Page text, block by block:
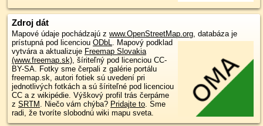
Zdroj dát
Mapové údaje pochádzajú z www.OpenStreetMap.org, databáza je
prístupná pod licenciou ODbL. Mapový podklad
vytvára a aktualizuje Freemap Slovakia
(www.freemap.sk), šíriteľný pod licenciou CC-
BY-SA. Fotky sme čerpali z galérie portálu
freemap.sk, autori fotiek sú uvedení pri
jednotlivých fotkách a sú šíriteľné pod licenciou
CC a z wikipédie. Výškový profil trás čerpáme
z SRTM . Niečo vám chýba? Pridajte to. Sme
radi, že tvoríte slobodnú wiki mapu sveta.